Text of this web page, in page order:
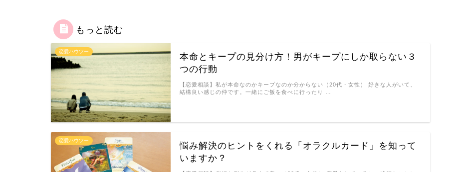
もっと読む
恋愛ハウツー
本命とキープの見分け方！男がキープにしか取らない３
つの行動
【恋愛相談】私が本命なのかキープなのか分からない（20代・女性） 好きな人がいて、
結構良い感じの仲です。一緒にご飯を食べに行ったり …
恋愛ハウツー
悩み解決のヒントをくれる「オラクルカード」を知って
いますか？